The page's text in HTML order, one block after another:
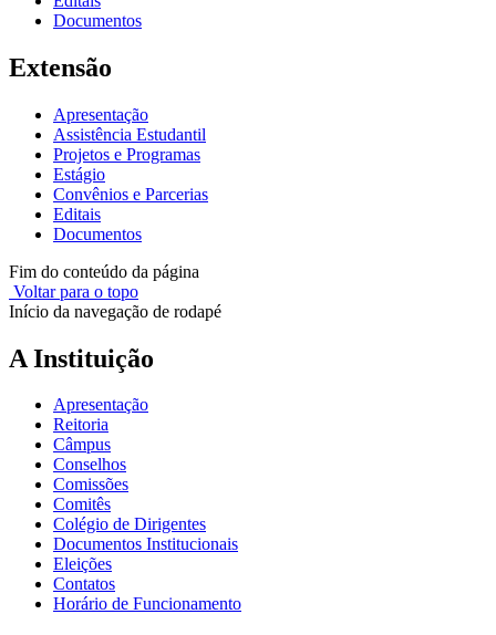
Documentos
Extensão
Apresentação
Assistência Estudantil
Projetos e Programas
Estágio
Convênios e Parcerias
Editais
Documentos
Fim do conteúdo da página
Voltar para o topo
Início da navegação de rodapé
A Instituição
Apresentação
Reitoria
Câmpus
Conselhos
Comissões
Comitês
Colégio de Dirigentes
Documentos Institucionais
Eleições
Contatos
Horário de Funcionamento